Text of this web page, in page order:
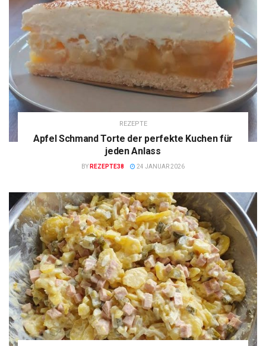
REZEPTE
Apfel Schmand Torte der perfekte Kuchen für
jeden Anlass
BY REZEPTE38 24 JANUAR 2026